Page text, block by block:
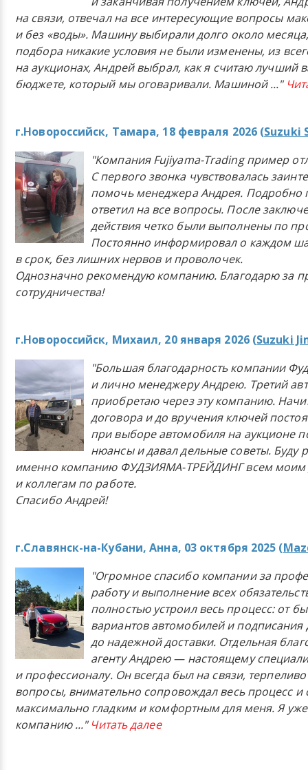
на связи, отвечал на все интересующие вопросы
и без «воды». Машину выбирали долго около
подбора никакие условия не были изменены, из
на аукционах, Андрей выбрал, как я считаю лучший
бюджете, который мы оговаривали. Машиной..."
г.Новороссийск, Тамара, 18 февраля 2026 (Suzuki
"Компания Fujiyama-Trading пример
С первого звонка чувствовалась
помочь менеджера Андрея. Подробно
ответил на все вопросы. После
действия четко были выполнены по
Постоянно информировал о каждом
в срок, без лишних нервов и проволочек.
Однозначно рекомендую компанию. Благодарю за
сотрудничества!
г.Новороссийск, Михаил, 20 января 2026 (Suzuki
"Большая благодарность компании
и лично менеджеру Андрею. Третий
приобретаю через эту компанию.
договора и до вручения ключей
при выборе автомобиля на аукционе
нюансы и давал дельные советы. Буду
именно компанию ФУДЗИЯМА-ТРЕЙДИНГ всем моим
и коллегам по работе.
Спасибо Андрей!
г.Славянск-на-Кубани, Анна, 03 октября 2025 (
"Огромное спасибо компании за
работу и выполнение всех
полностью устроил весь процесс: от
вариантов автомобилей и подписания
до надежной доставки. Отдельная
агенту Андрею — настоящему
и профессионалу. Он всегда был на связи,
вопросы, внимательно сопровождал весь процесс и
максимально гладким и комфортным для меня. Я
компанию..." Читать далее